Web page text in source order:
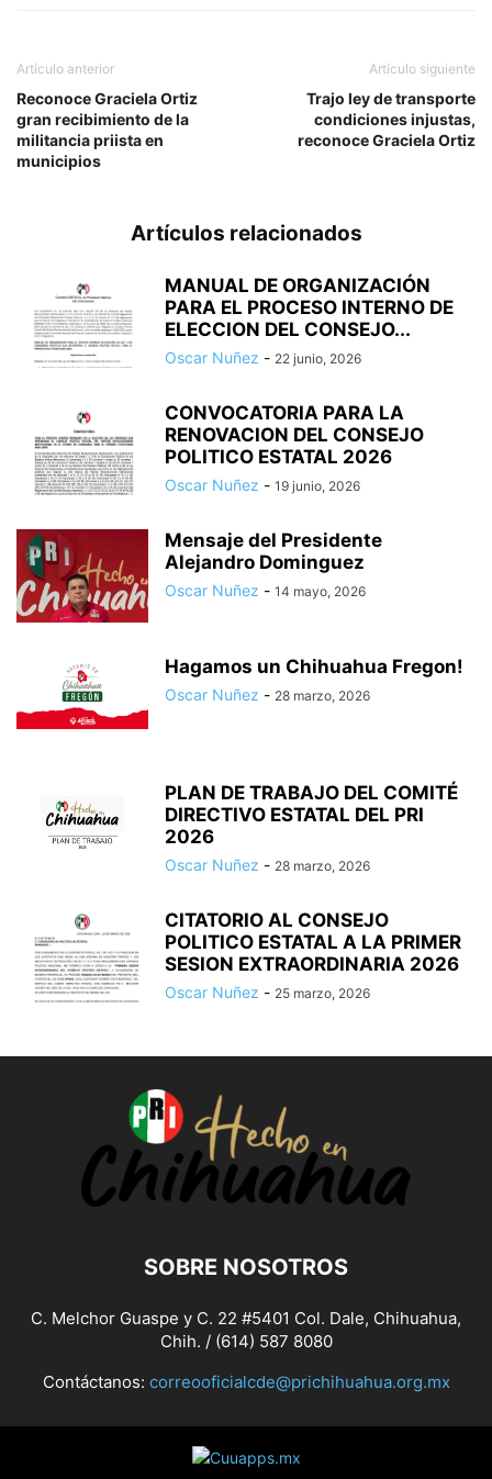
Artículo anterior
Reconoce Graciela Ortiz
gran recibimiento de la
militancia priista en
municipios
Artículo siguiente
Trajo ley de transporte
condiciones injustas,
reconoce Graciela Ortiz
Artículos relacionados
MANUAL DE ORGANIZACIÓN
PARA EL PROCESO INTERNO DE
ELECCION DEL CONSEJO...
Oscar Nuñez - 22 junio, 2026
CONVOCATORIA PARA LA
RENOVACION DEL CONSEJO
POLITICO ESTATAL 2026
Oscar Nuñez - 19 junio, 2026
Mensaje del Presidente
Alejandro Dominguez
Oscar Nuñez - 14 mayo, 2026
Hagamos un Chihuahua Fregon!
Oscar Nuñez - 28 marzo, 2026
PLAN DE TRABAJO DEL COMITÉ
DIRECTIVO ESTATAL DEL PRI
2026
Oscar Nuñez - 28 marzo, 2026
CITATORIO AL CONSEJO
POLITICO ESTATAL A LA PRIMER
SESION EXTRAORDINARIA 2026
Oscar Nuñez - 25 marzo, 2026
SOBRE NOSOTROS
C. Melchor Guaspe y C. 22 #5401 Col. Dale, Chihuahua,
Chih. / (614) 587 8080
Contáctanos: correooficialcde@prichihuahua.org.mx